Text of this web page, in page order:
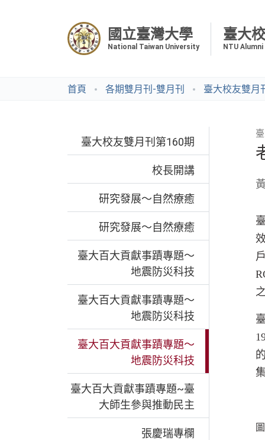
國立臺灣大學
National Taiwan University
臺大
NTU
首頁 各期雙月刊-雙月刊 臺大校友雙月
臺大校友雙月刊第160期
校長開講
研究發展～自然療癒
研究發展～自然療癒
臺大百大貢獻事蹟專題～
地震防災科技
臺大百大貢獻事蹟專題～
地震防災科技
臺大百大貢獻事蹟專題～
地震防災科技
臺大百大貢獻事蹟專題~臺
大師生參與推動民主
張慶瑞專欄 圖